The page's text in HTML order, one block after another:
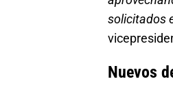
solicitados
Nuevos